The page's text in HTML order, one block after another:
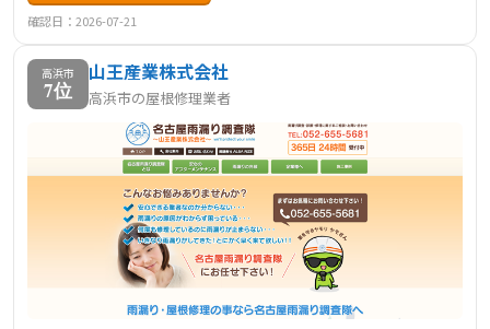
を提供しています。
確認日：2026-07-21
高浜市
7位
山王産業株式会社
高浜市の屋根修理業者